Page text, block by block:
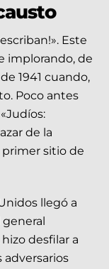
Este
implorando, de
1941 cuando,
Poco antes
de la
primer sitio de
llegó a
desfilar a
adversarios